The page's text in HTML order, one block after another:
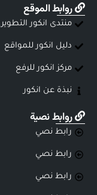
روابط الموقع
منتدى انكور
دليل انكور للمواقع
مركز انكور للرفع
نبذة عن انكور
روابط نصية
رابط نصي
رابط نصي
رابط نصي